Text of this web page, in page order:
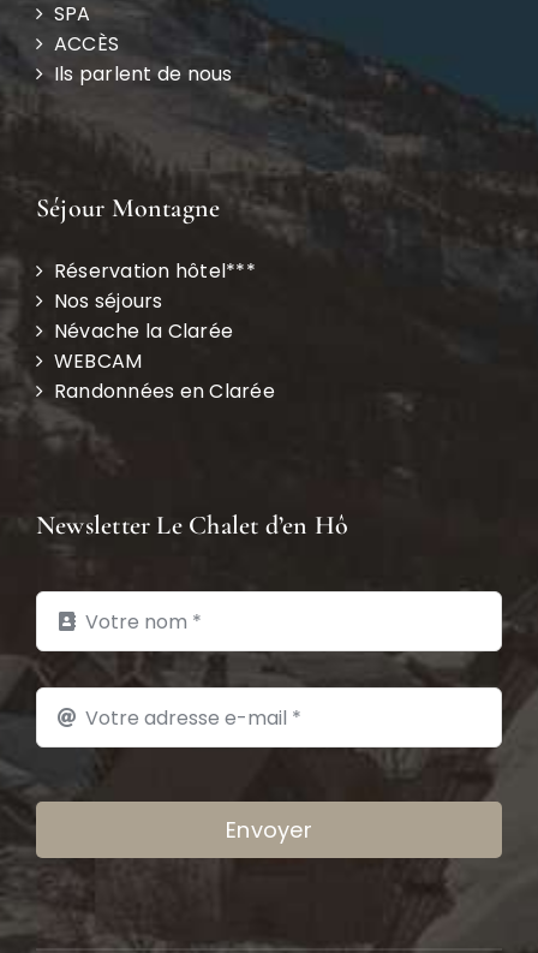
SPA
ACCÈS
Ils parlent de nous
Séjour Montagne
Réservation hôtel***
Nos séjours
Névache la Clarée
WEBCAM
Randonnées en Clarée
Newsletter Le Chalet d’en Hô
Envoyer